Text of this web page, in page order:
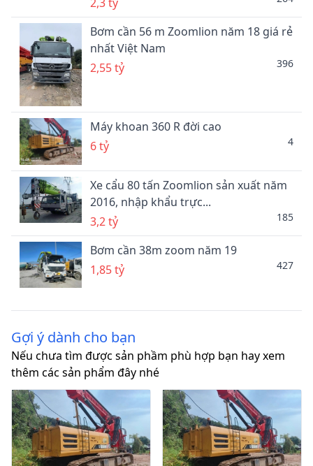
Bơm cần 56 m Zoomlion năm 18 giá rẻ
nhất Việt Nam
2,55 tỷ
396
Máy khoan 360 R đời cao
6 tỷ
4
Xe cẩu 80 tấn Zoomlion sản xuất năm
2016, nhập khẩu trực...
3,2 tỷ
185
Bơm cần 38m zoom năm 19
1,85 tỷ
427
Gợi ý dành cho bạn
Nếu chưa tìm được sản phầm phù hợp bạn hay xem
thêm các sản phẩm đây nhé